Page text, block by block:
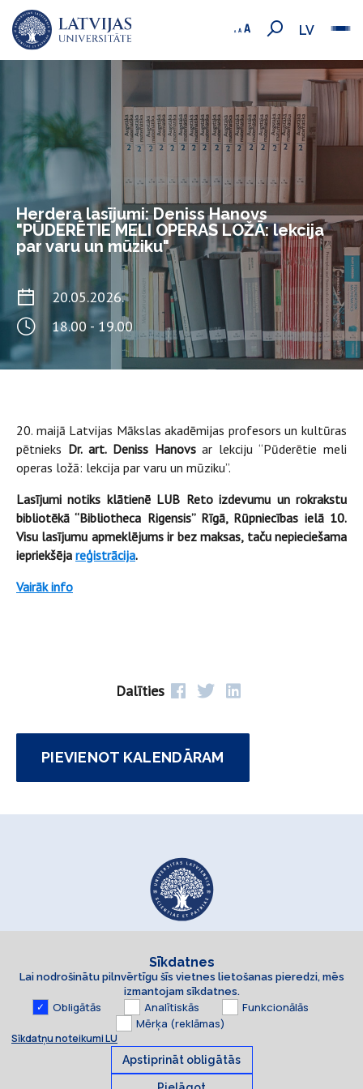
LV
Herdera lasījumi: Deniss Hanovs
"PŪDERĒTIE MELI OPERAS LOŽĀ: lekcija
par varu un mūziku"
20.05.2026.
18.00 - 19.00
20. maijā Latvijas Mākslas akadēmijas profesors un kultūras
pētnieks Dr. art. Deniss Hanovsar lekciju “Pūderētie meli
operas ložā: lekcija par varu un mūziku”.
Lasījumi notiks klātienē LUB Reto izdevumu un rokrakstu
bibliotēkā “Bibliotheca Rigensis” Rīgā, Rūpniecības ielā 10.
Visu lasījumu apmeklējums ir bez maksas, taču nepieciešama
iepriekšēja reģistrācija.
Vairāk info
Dalīties
PIEVIENOT KALENDĀRAM
Sīkdatnes
Lai nodrošinātu pilnvērtīgu šīs vietnes lietošanas pieredzi, mēs
izmantojam sīkdatnes.
Obligātās Analītiskās
Funkcionālās
Mērķa (reklāmas)
Sīkdatņu noteikumi LU
Apstiprināt obligātās